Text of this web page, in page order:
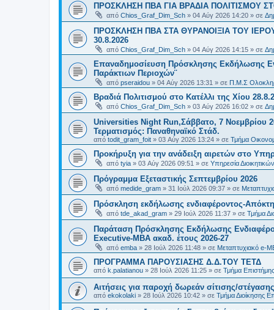
ΠΡΟΣΚΛΗΣΗ ΠΒΑ ΓΙΑ ΒΡΑΔΙΑ ΠΟΛΙΤΙΣΜΟΥ
από Chios_Graf_Dim_Sch » 04 Αύγ 2026 14:20 » σε
ΠΡΟΣΚΛΗΣΗ ΠΒΑ ΣΤΑ ΘΥΡΑΝΟΙΞΙΑ ΤΟΥ
30.8.2026
από Chios_Graf_Dim_Sch » 04 Αύγ 2026 14:15 » σε
Επαναδημοσίευση Πρόσκλησης Εκδήλωσης
Παράκτιων Περιοχών¨
από pseraidou » 04 Αύγ 2026 13:31 » σε Π.Μ.Σ
Βραδιά Πολιτισμού στο Κατέλλι της Χίου
από Chios_Graf_Dim_Sch » 03 Αύγ 2026 16:02 » σε
Universities Night Run,Σάββατο, 7 Νοεμβρίου
Τερματισμός: Παναθηναϊκό Στάδ.
από todit_gram_foit » 03 Αύγ 2026 13:24 » σε Τμήμα
Προκήρυξη για την ανάδειξη αιρετών στο
από tyia » 03 Αύγ 2026 09:51 » σε Υπηρεσία
Πρόγραμμα Εξεταστικής Σεπτεμβρίου 2026
από medide_gram » 31 Ιούλ 2026 09:37 » σε
Πρόσκληση εκδήλωσης ενδιαφέροντος-
από tde_akad_gram » 29 Ιούλ 2026 11:37 » σε Τμήμα
Παράταση Πρόσκλησης Εκδήλωσης
Executive-MBΑ ακαδ. έτους 2026-27
από emba » 28 Ιούλ 2026 11:48 » σε Μεταπτυχιακό e-
ΠΡΟΓΡΑΜΜΑ ΠΑΡΟΥΣΙΑΣΗΣ Δ.Δ.ΤΟΥ ΤΕΤΔ
από k.palatianou » 28 Ιούλ 2026 11:25 » σε Τμήμα
Αιτήσεις για παροχή δωρεάν σίτισης/
από ekokolaki » 28 Ιούλ 2026 10:42 » σε Τμήμα Διοίκησης